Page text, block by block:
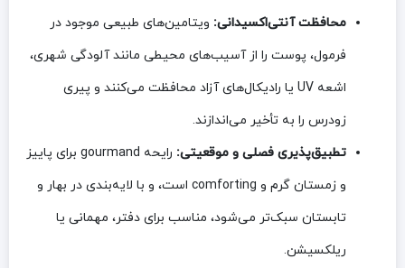
محافظت آنتی‌اکسیدانی: ویتامین‌های طبیعی موجود در
فرمول، پوست را از آسیب‌های محیطی مانند آلودگی شهری،
اشعه UV یا رادیکال‌های آزاد محافظت می‌کنند و پیری
زودرس را به تأخیر می‌اندازند.
تطبیق‌پذیری فصلی و موقعیتی:
رایحه gourmand برای پاییز
و زمستان گرم و comforting است، و با لایه‌بندی در بهار و
تابستان سبک‌تر می‌شود، مناسب برای دفتر، مهمانی یا
ریلکسیشن.